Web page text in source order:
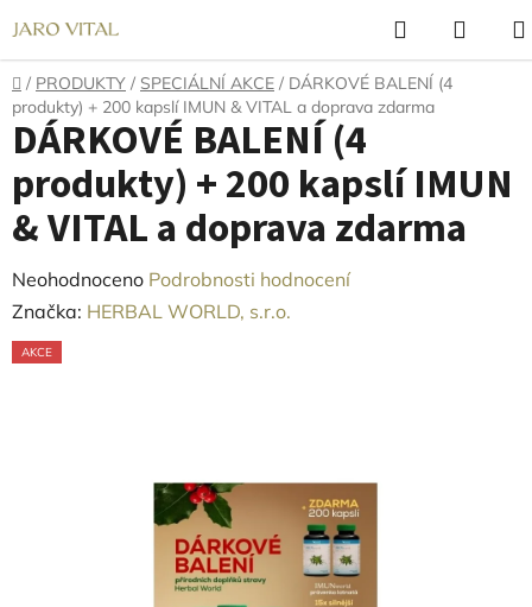
na
obsah
Hledat
KOŠÍK
Domů
/ PRODUKTY / SPECIÁLNÍ AKCE / DÁRKOVÉ BALENÍ (4
produkty) + 200 kapslí IMUN & VITAL a doprava zdarma
DÁRKOVÉ BALENÍ (4
produkty) + 200 kapslí IMUN
& VITAL a doprava zdarma
Průměrné
hodnocení
produktu
Neohodnoceno Podrobnosti hodnocení
Značka: HERBAL WORLD, s.r.o.
AKCE